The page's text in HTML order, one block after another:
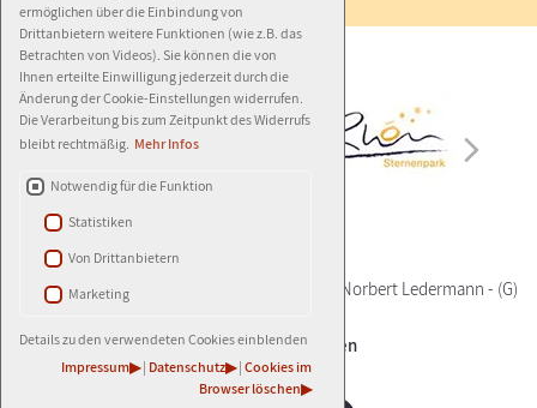
ermöglichen über die Einbindung von
Drittanbietern weitere Funktionen (wie z.B. das
Betrachten von Videos). Sie können die von
Ihnen erteilte Einwilligung jederzeit durch die
Änderung der Cookie-Einstellungen widerrufen.
Die Verarbeitung bis zum Zeitpunkt des Widerrufs
bleibt rechtmäßig. Mehr Infos
Notwendig für die Funktion
Statistiken
Von Drittanbietern
Marketing
Details zu den verwendeten Cookies einblenden
Impressum | Datenschutz | Cookies im
Browser löschen
© 2026AGENTUR LEDERMANN Norbert Ledermann - (G)
±Cookie-Einstellungen